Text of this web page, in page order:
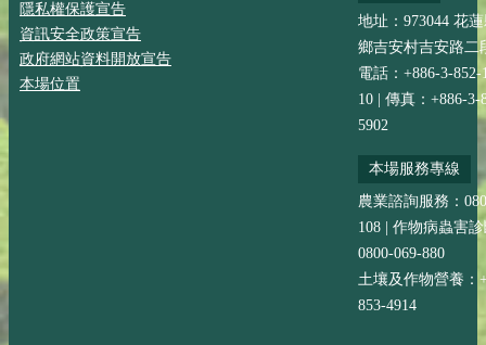
隱私權保護宣告
資訊安全政策宣告
政府網站資料開放宣告
本場位置
地址：973044 花
鄉吉安村吉安路二
電話：+886-3-852-
10 | 傳真：+886-3-
5902
本場服務專線
農業諮詢服務：
108 | 作物病蟲害
0800-069-880
土壤及作物營養：
853-4914